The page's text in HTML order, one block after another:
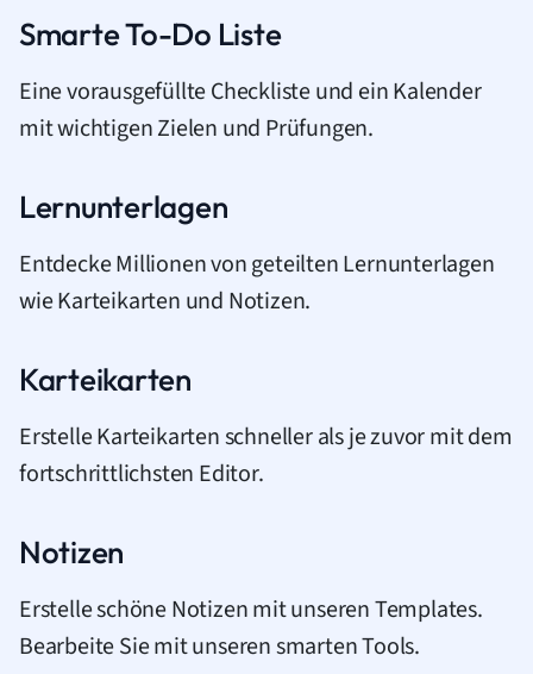
Smarte To-Do Liste
Eine vorausgefüllte Checkliste und ein Kalender
mit wichtigen Zielen und Prüfungen.
Lernunterlagen
Entdecke Millionen von geteilten Lernunterlagen
wie Karteikarten und Notizen.
Karteikarten
Erstelle Karteikarten schneller als je zuvor mit dem
fortschrittlichsten Editor.
Notizen
Erstelle schöne Notizen mit unseren Templates.
Bearbeite Sie mit unseren smarten Tools.